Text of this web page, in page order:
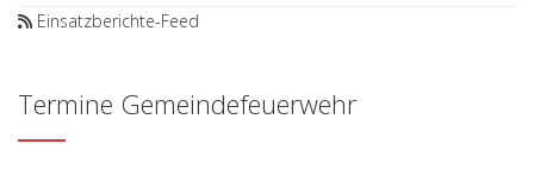
Einsatzberichte-Feed
Termine Gemeindefeuerwehr